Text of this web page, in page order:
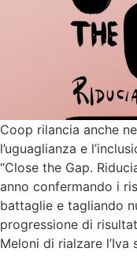
Coop rilancia anche
l’uguaglianza e
“Close the Gap.
anno confermando i
battaglie e tagliando
progressione di
Meloni di rialzare